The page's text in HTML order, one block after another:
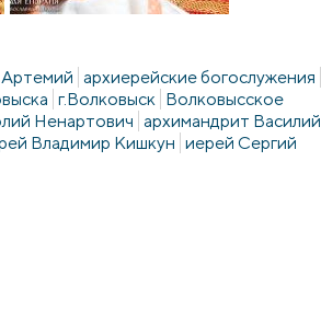
архиерейские богослужения
г.Волковыск Волковысское
Ненартович архимандрит Василий
Владимир Кишкун иерей Сергий